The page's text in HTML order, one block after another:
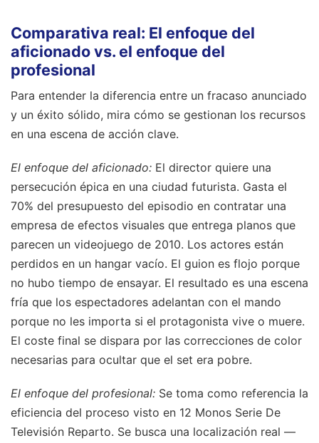
Comparativa real: El enfoque del
aficionado vs. el enfoque del
profesional
Para entender la diferencia entre un fracaso anunciado
y un éxito sólido, mira cómo se gestionan los recursos
en una escena de acción clave.
El enfoque del aficionado: El director quiere una
persecución épica en una ciudad futurista. Gasta el
70% del presupuesto del episodio en contratar una
empresa de efectos visuales que entrega planos que
parecen un videojuego de 2010. Los actores están
perdidos en un hangar vacío. El guion es flojo porque
no hubo tiempo de ensayar. El resultado es una escena
fría que los espectadores adelantan con el mando
porque no les importa si el protagonista vive o muere.
El coste final se dispara por las correcciones de color
necesarias para ocultar que el set era pobre.
El enfoque del profesional: Se toma como referencia la
eficiencia del proceso visto en 12 Monos Serie De
Televisión Reparto. Se busca una localización real —